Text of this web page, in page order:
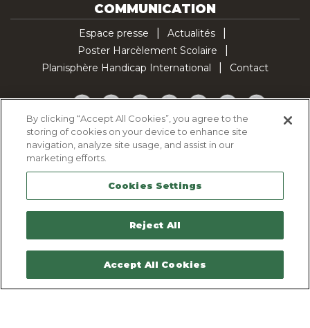
COMMUNICATION
Espace presse
Actualités
Poster Harcèlement Scolaire
Planisphère Handicap International
Contact
Facebook
TwitterYouTubePinterestInstagramLinkedInTikTok
Politique d'utilisation des cookies
Politique de confidentialité
Mentions légales
Plan du site
Contactez-nous
By clicking “Accept All Cookies”, you agree to the
storing of cookies on your device to enhance site
navigation, analyze site usage, and assist in our
marketing efforts.
Cookies Settings
Reject All
Accept All Cookies